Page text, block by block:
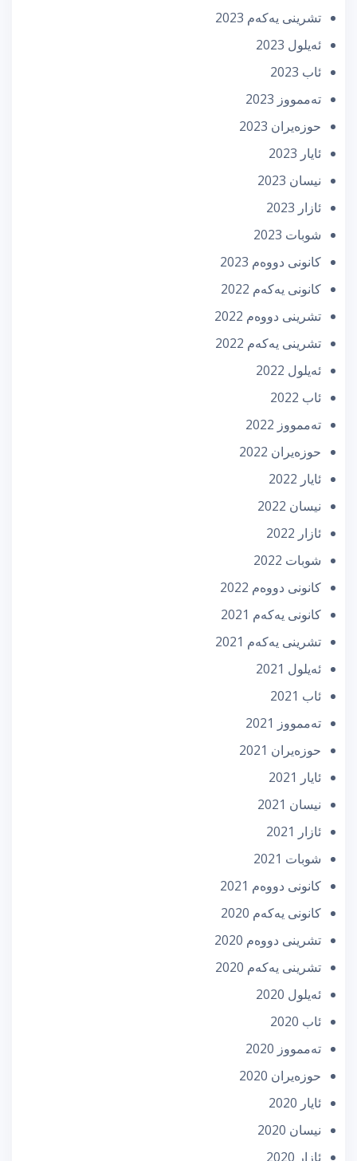
تشرینی یه‌كه‌م 2023
ئه‌یلول 2023
ئاب 2023
تەممووز 2023
حوزه‌یران 2023
ئایار 2023
نیسان 2023
ئازار 2023
شوبات 2023
كانونی دووه‌م 2023
كانونی یه‌كه‌م 2022
تشرینی دووه‌م 2022
تشرینی یه‌كه‌م 2022
ئه‌یلول 2022
ئاب 2022
تەممووز 2022
حوزه‌یران 2022
ئایار 2022
نیسان 2022
ئازار 2022
شوبات 2022
كانونی دووه‌م 2022
كانونی یه‌كه‌م 2021
تشرینی یه‌كه‌م 2021
ئه‌یلول 2021
ئاب 2021
تەممووز 2021
حوزه‌یران 2021
ئایار 2021
نیسان 2021
ئازار 2021
شوبات 2021
كانونی دووه‌م 2021
كانونی یه‌كه‌م 2020
تشرینی دووه‌م 2020
تشرینی یه‌كه‌م 2020
ئه‌یلول 2020
ئاب 2020
تەممووز 2020
حوزه‌یران 2020
ئایار 2020
نیسان 2020
ئازار 2020